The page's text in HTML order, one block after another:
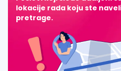
lokacije rada koju ste
pretrage.